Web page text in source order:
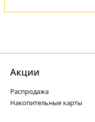
Акции
Распродажа
Накопительные карты